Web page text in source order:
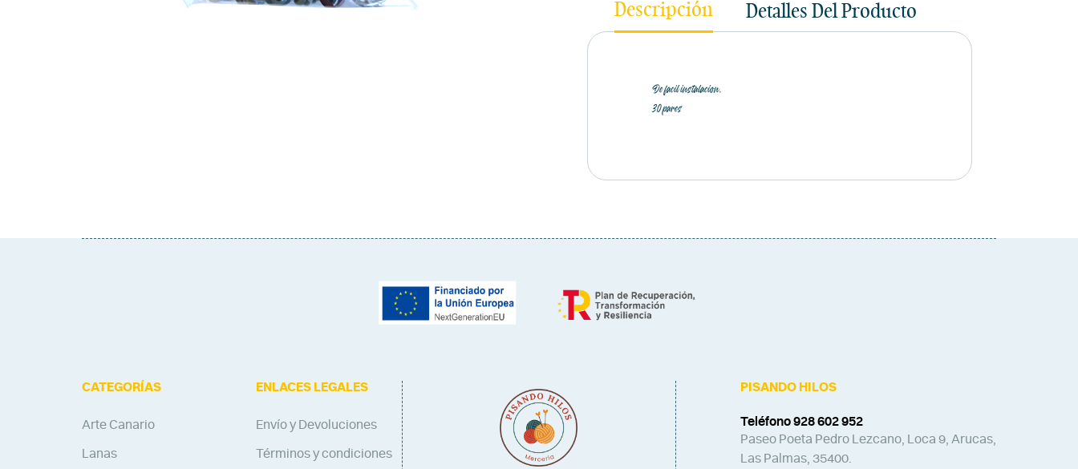
Descripción Detalles Del Producto
De facil instalacion.
30 pares
CATEGORÍAS
Arte Canario
Lanas
ENLACES LEGALES
Envío y Devoluciones
Términos y condiciones
PISANDO HILOS
Teléfono 928 602 952
Paseo Poeta Pedro Lezcano, Loca 9, Arucas,
Las Palmas, 35400.